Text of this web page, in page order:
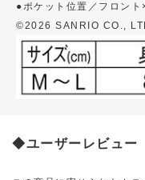
●ポケット位置／フロント
©2026 SANRIO CO.,
◆ユーザーレビュー